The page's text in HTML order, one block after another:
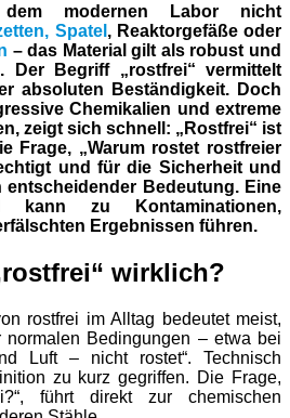
modernen Labor nicht
Spatel , Reaktorgefäße oder
– das Material gilt als robust und
Der Begriff „rostfrei“ vermittelt
absoluten Beständigkeit. Doch
Chemikalien und extreme
zeigt sich schnell: „Rostfrei“ ist
Frage, „Warum rostet rostfreier
und für die Sicherheit und
Bedeutung. Eine
kann zu Kontaminationen,
Ergebnissen führen.
wirklich?
rostfrei im Alltag bedeutet meist,
normalen Bedingungen – etwa bei
Luft – nicht rostet“. Technisch
zu kurz gegriffen. Die Frage,
führt direkt zur chemischen